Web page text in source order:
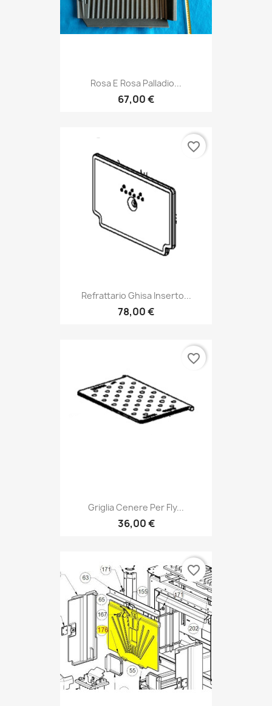
Rosa E Rosa Palladio...
67,00 €
Refrattario Ghisa Inserto...
78,00 €
favorite_border
Griglia Cenere Per Fly...
36,00 €
favorite_border
favorite_border